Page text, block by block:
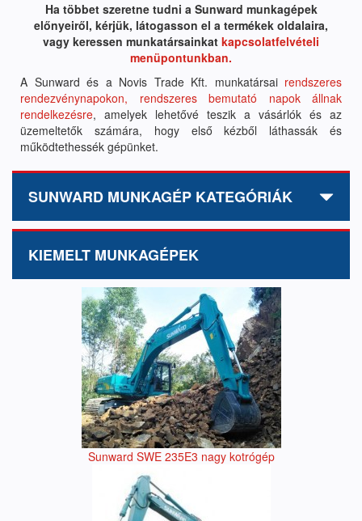
Ha többet szeretne tudni a Sunward munkagépek
előnyeiről, kérjük, látogasson el a termékek oldalaira,
vagy keressen munkatársainkat kapcsolatfelvételi
menüpontunkban.
A Sunward és a Novis Trade Kft. munkatársai rendszeres
rendezvénynapokon, rendszeres bemutató napok állnak
rendelkezésre, amelyek lehetővé teszik a vásárlók és az
üzemeltetők számára, hogy első kézből láthassák és
működtethessék gépünket.
SUNWARD MUNKAGÉP KATEGÓRIÁK
KIEMELT MUNKAGÉPEK
Sunward SWE 235E3 nagy kotrógép